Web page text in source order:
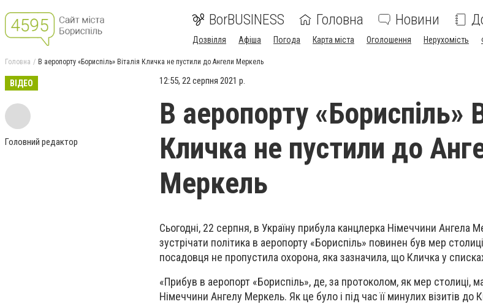
BorBUSINESS Головна Новини
Дозвілля Афіша Погода Карта міста Оголошення Нерухомість
Головна В аеропорту «Бориспіль» Віталія Кличка не пустили до Ангели Меркель
ВІДЕО
Головний редактор
12:55, 22 серпня 2021 р.
В аеропорту «Бориспіль»
Кличка не пустили до
Меркель
Сьогодні, 22 серпня, в Україну прибула канцлерка Німеччини Ангела
зустрічати політика в аеропорту «Бориспіль» повинен був мер
посадовця не пропустила охорона, яка зазначила, що Кличка у
«Прибув в аеропорт «Бориспіль», де, за протоколом, як мер столиці,
Німеччини Ангелу Меркель. Як це було і під час її минулих візитів до